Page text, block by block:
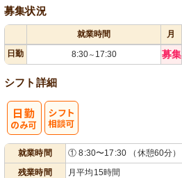
募集状況
就業時間 月
日勤
8:30～ 17:30 募集
シフト詳細
就業時間
① 8:30〜17:30 （休憩60分）
残業時間
月平均15時間